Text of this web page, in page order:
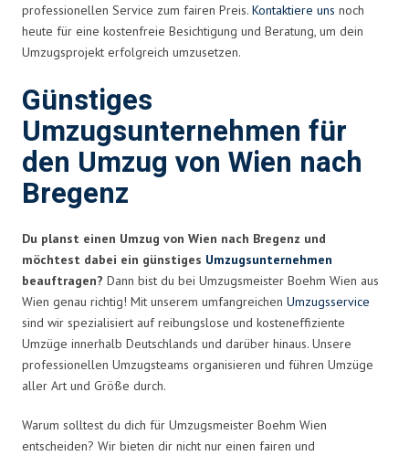
professionellen Service zum fairen Preis. Kontaktiere uns noch
heute für eine kostenfreie Besichtigung und Beratung, um dein
Umzugsprojekt erfolgreich umzusetzen.
Günstiges
Umzugsunternehmen für
den Umzug von Wien nach
Bregenz
Du planst einen Umzug von Wien nach Bregenz und
möchtest dabei ein günstiges Umzugsunternehmen
beauftragen? Dann bist du bei Umzugsmeister Boehm Wien aus
Wien genau richtig! Mit unserem umfangreichen Umzugsservice
sind wir spezialisiert auf reibungslose und kosteneffiziente
Umzüge innerhalb Deutschlands und darüber hinaus. Unsere
professionellen Umzugsteams organisieren und führen Umzüge
aller Art und Größe durch.
Warum solltest du dich für Umzugsmeister Boehm Wien
entscheiden? Wir bieten dir nicht nur einen fairen und